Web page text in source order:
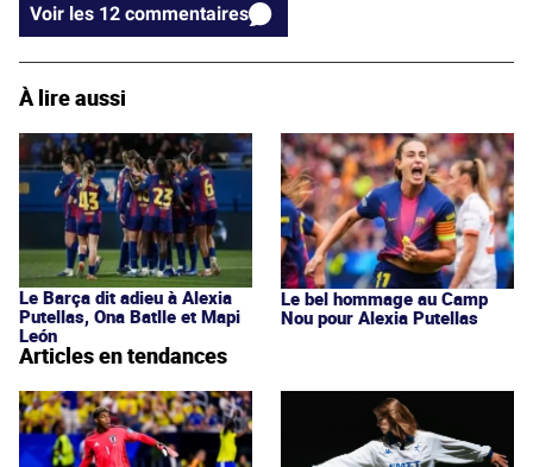
Voir les 12 commentaires
À lire aussi
Le Barça dit adieu à Alexia
Putellas, Ona Batlle et Mapi
León
Le bel hommage au Camp
Nou pour Alexia Putellas
Articles en tendances